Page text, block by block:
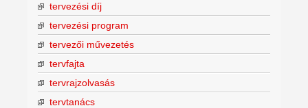
tervezési díj
tervezési program
tervezői művezetés
tervfajta
tervrajzolvasás
tervtanács